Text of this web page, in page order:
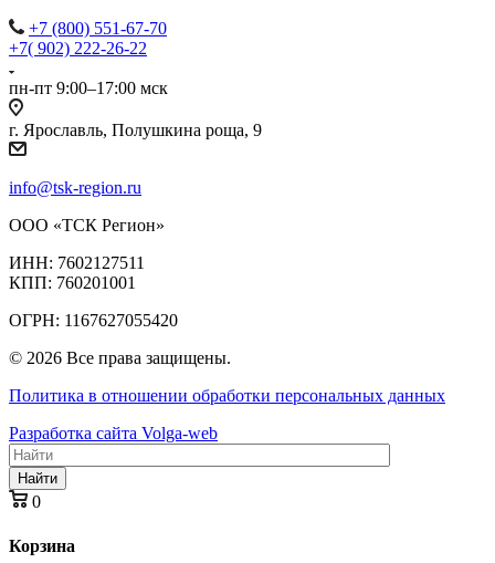
+7 (800) 551-67-70
+7( 902) 222-26-22
пн-пт 9:00–17:00 мск
г. Ярославль, Полушкина роща, 9
info@tsk-region.ru
ООО «ТСК Регион»
ИНН: 7602127511
КПП: 760201001
ОГРН: 1167627055420
© 2026 Все права защищены.
Политика в отношении обработки персональных данных
Разработка сайта Volga-web
Найти
0
Корзина